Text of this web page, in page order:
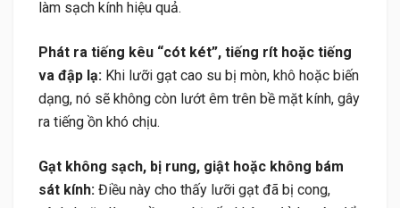
làm sạch kính hiệu quả.
Phát ra tiếng kêu “cót két”, tiếng rít hoặc tiếng
va đập lạ: Khi lưỡi gạt cao su bị mòn, khô hoặc biến
dạng, nó sẽ không còn lướt êm trên bề mặt kính, gây
ra tiếng ồn khó chịu.
Gạt không sạch, bị rung, giật hoặc không bám
sát kính: Điều này cho thấy lưỡi gạt đã bị cong,